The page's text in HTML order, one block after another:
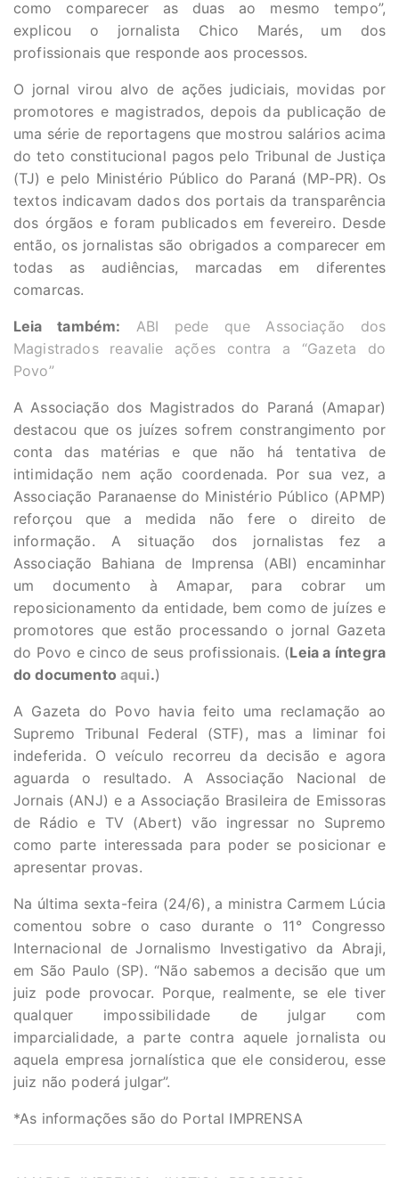
como comparecer as duas ao mesmo tempo”,
explicou o jornalista Chico Marés, um dos
profissionais que responde aos processos.
O jornal virou alvo de ações judiciais, movidas por
promotores e magistrados, depois da publicação de
uma série de reportagens que mostrou salários acima
do teto constitucional pagos pelo Tribunal de Justiça
(TJ) e pelo Ministério Público do Paraná (MP-PR). Os
textos indicavam dados dos portais da transparência
dos órgãos e foram publicados em fevereiro. Desde
então, os jornalistas são obrigados a comparecer em
todas as audiências, marcadas em diferentes
comarcas.
Leia também:
ABI pede que Associação dos
Magistrados reavalie ações contra a “Gazeta do
Povo”
A Associação dos Magistrados do Paraná (Amapar)
destacou que os juízes sofrem constrangimento por
conta das matérias e que não há tentativa de
intimidação nem ação coordenada. Por sua vez, a
Associação Paranaense do Ministério Público (APMP)
reforçou que a medida não fere o direito de
informação. A situação dos jornalistas fez a
Associação Bahiana de Imprensa (ABI) encaminhar
um documento à Amapar, para cobrar um
reposicionamento da entidade, bem como de juízes e
promotores que estão processando o jornal Gazeta
do Povo e cinco de seus profissionais. (Leia a íntegra
do documento aqui.)
A Gazeta do Povo havia feito uma reclamação ao
Supremo Tribunal Federal (STF), mas a liminar foi
indeferida. O veículo recorreu da decisão e agora
aguarda o resultado. A Associação Nacional de
Jornais (ANJ) e a Associação Brasileira de Emissoras
de Rádio e TV (Abert) vão ingressar no Supremo
como parte interessada para poder se posicionar e
apresentar provas.
Na última sexta-feira (24/6), a ministra Carmem Lúcia
comentou sobre o caso durante o 11° Congresso
Internacional de Jornalismo Investigativo da Abraji,
em São Paulo (SP). “Não sabemos a decisão que um
juiz pode provocar. Porque, realmente, se ele tiver
qualquer impossibilidade de julgar com
imparcialidade, a parte contra aquele jornalista ou
aquela empresa jornalística que ele considerou, esse
juiz não poderá julgar”.
*As informações são do Portal IMPRENSA